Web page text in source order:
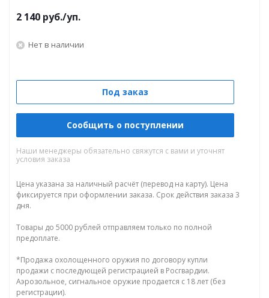
2 140 руб./уп.
Нет в наличии
Под заказ
Сообщить о поступлении
Наши менеджеры обязательно свяжутся с вами и уточнят
условия заказа
Цена указана за наличный расчёт (перевод на карту). Цена
фиксируется при оформлении заказа. Срок действия заказа 3
дня.
Товары до 5000 рублей отправляем только по полной
предоплате.
*Продажа охолощенного оружия по договору купли
продажи с последующей регистрацией в Росгвардии.
Аэрозольное, сигнальное оружие продается с 18 лет (без
регистрации).